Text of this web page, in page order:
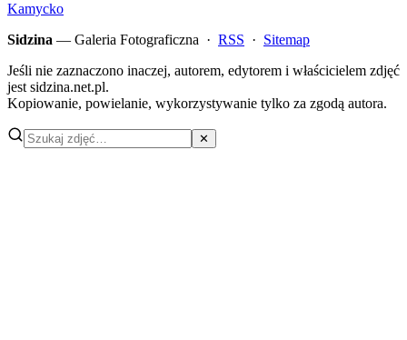
Kamycko
Sidzina — Galeria Fotograficzna · RSS · Sitemap
Jeśli nie zaznaczono inaczej, autorem, edytorem i właścicielem zdjęć
jest sidzina.net.pl.
Kopiowanie, powielanie, wykorzystywanie tylko za zgodą autora.
✕